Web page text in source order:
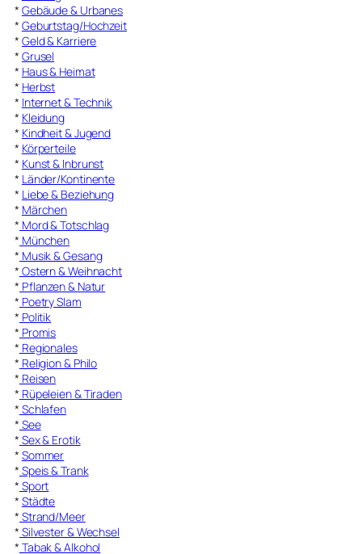
* Gebäude & Urbanes
* Geburtstag/Hochzeit
* Geld & Karriere
* Grusel
* Haus & Heimat
* Herbst
* Internet & Technik
* Kleidung
* Kindheit & Jugend
* Körperteile
* Kunst & Inbrunst
* Länder/Kontinente
* Liebe & Beziehung
* Märchen
* Mord & Totschlag
* München
* Musik & Gesang
* Ostern & Weihnacht
* Pflanzen & Natur
* Poetry Slam
* Politik
* Promis
* Regionales
* Religion & Philo
* Reisen
* Rüpeleien & Tiraden
* Schlafen
* See
* Sex & Erotik
* Sommer
* Speis & Trank
* Sport
* Städte
* Strand/Meer
* Silvester & Wechsel
* Tabak & Alkohol